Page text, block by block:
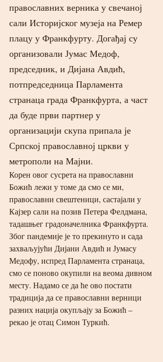
православних верника у свечаној
сали Историјског музеја на Ремер
плацу у Франкфурту. Догађај су
организовали Јумас Медоф,
председник, и Дијана Авдић,
потпредседница Парламента
странаца града Франкфурта, а част
да буде први партнер у
организацији скупа припала је
Српској православној цркви у
метрополи на Мајни.
Корен овог сусрета на православни
Божић лежи у томе да смо се ми,
православни свештеници, састајали у
Кајзер сали на позив Петера Фелдмана,
тадашњег градоначелника Франкфурта.
Због пандемије је то прекинуто и сада
захваљујући Дијани Авдић и Јумасу
Медофу, испред Парламента странаца,
смо се поново окупили на веома дивном
месту. Надамо се да ће ово постати
традиција да се православни верници
разних нација окупљају за Божић –
рекао је отац Симон Туркић.